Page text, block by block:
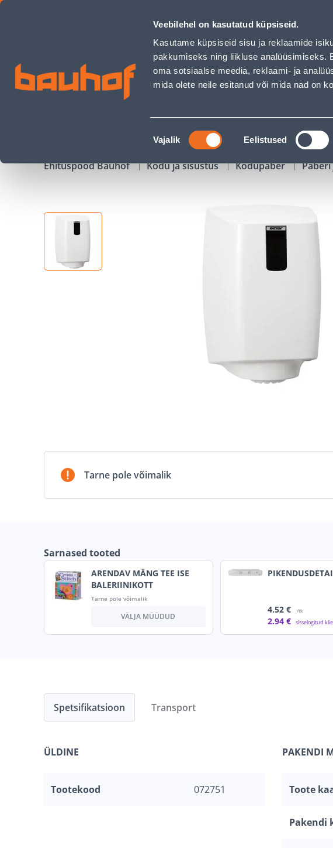
Veebilehel on kasutatud küpsiseid.
Kasutame küpsiseid sisu ja reklaamide
pakkumiseks ning liikluse analüüsimiseks.
oma sotsiaalse meedia, reklaami- ja
mida olete neile esitanud või mida nad on
Nõusoleku
valik
Vajalik Eelistused
RULLKÄTERÄTIKU HOIDJA KATRIN M HELEHALL - Bauhof has loaded
Äriklienditeenindus Klienditeenindus Teenused
KAMPAANIAD
Ehituspood Bauhof Kodu ja sisustus Kodupaber
Tarne pole võimalik
Sarnased tooted
ARENDAV MÄNG TEE ISE
BALERIINIKOTT
Tarne pole võimalik
VÄLJA MÜÜDUD
4.52 € /tk
2.94 € sisselogitud
Spetsifikatsioon
ÜLDINE
Tootekood 072751
PAKENDI
Toote
Pakendi
Transport